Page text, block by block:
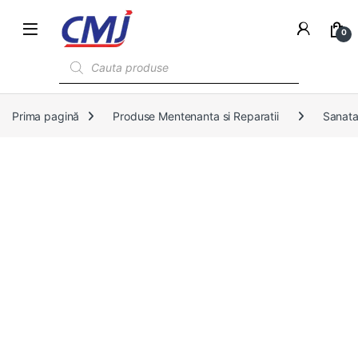
0
Prima pagină Produse Mentenanta si Reparatii